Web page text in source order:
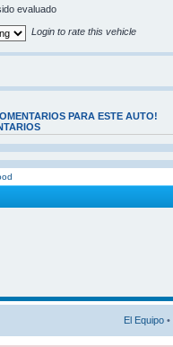
evaluado
Login to rate this vehicle
PARA ESTE AUTO!
El Equipo •